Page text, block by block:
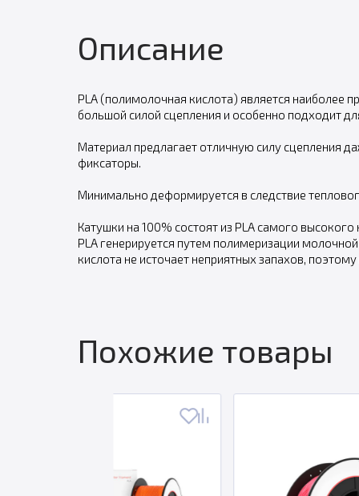
Описание
PLA (полимолочная кислота) является наиболее
большой силой сцепления и особенно подходит
Материал предлагает отличную силу сцепления
фиксаторы.
Минимально деформируется в следствие
Катушки на 100% состоят из PLA самого
PLA генерируется путем полимеризации
кислота не источает неприятных запахов,
Похожие товары